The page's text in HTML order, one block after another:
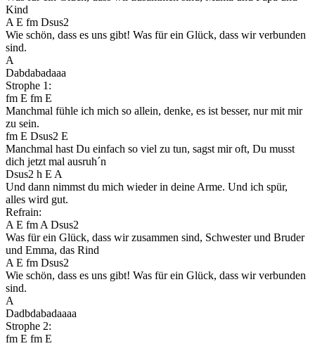
Kind
A E fm Dsus2
Wie schön, dass es uns gibt! Was für ein Glück, dass wir verbunden
sind.
A
Dabdabadaaa
Strophe 1:
fm E fm E
Manchmal fühle ich mich so allein, denke, es ist besser, nur mit mir
zu sein.
fm E Dsus2 E
Manchmal hast Du einfach so viel zu tun, sagst mir oft, Du musst
dich jetzt mal ausruh´n
Dsus2 h E A
Und dann nimmst du mich wieder in deine Arme. Und ich spür,
alles wird gut.
Refrain:
A E fm A Dsus2
Was für ein Glück, dass wir zusammen sind, Schwester und Bruder
und Emma, das Rind
A E fm Dsus2
Wie schön, dass es uns gibt! Was für ein Glück, dass wir verbunden
sind.
A
Dadbdabadaaaa
Strophe 2:
fm E fm E